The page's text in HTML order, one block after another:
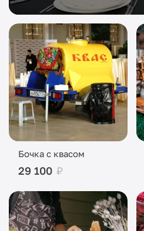
Бочка с квасом
29 100 ₽